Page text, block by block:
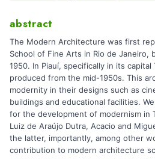
abstract
The Modern Architecture was first
School of Fine Arts in Rio de Janeiro,
1950. In Piauí, specifically in its capital
produced from the mid-1950s. This
modernity in their designs such as
buildings and educational facilities.
for the development of modernism in
Luiz de Araújo Dutra, Acacio and
the latter, importantly, among other
contribution to modern architecture